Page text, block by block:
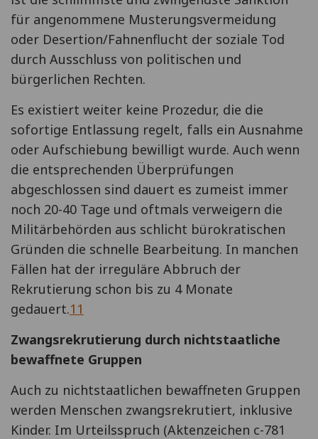
für angenommene Musterungsvermeidung
oder Desertion/Fahnenflucht der soziale Tod
durch Ausschluss von politischen und
bürgerlichen Rechten.
Es existiert weiter keine Prozedur, die die
sofortige Entlassung regelt, falls ein Ausnahme
oder Aufschiebung bewilligt wurde. Auch wenn
die entsprechenden Überprüfungen
abgeschlossen sind dauert es zumeist immer
noch 20-40 Tage und oftmals verweigern die
Militärbehörden aus schlicht bürokratischen
Gründen die schnelle Bearbeitung. In manchen
Fällen hat der irreguläre Abbruch der
Rekrutierung schon bis zu 4 Monate
gedauert.11
Zwangsrekrutierung durch nichtstaatliche
bewaffnete Gruppen
Auch zu nichtstaatlichen bewaffneten Gruppen
werden Menschen zwangsrekrutiert, inklusive
Kinder. Im Urteilsspruch (Aktenzeichen c-781